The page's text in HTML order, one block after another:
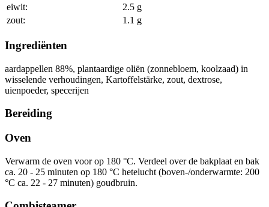
eiwit:
2.5 g
zout:
1.1 g
Ingrediënten
aardappellen 88%, plantaardige oliën (zonnebloem, koolzaad) in
wisselende verhoudingen, Kartoffelstärke, zout, dextrose,
uienpoeder, specerijen
Bereiding
Oven
Verwarm de oven voor op 180 °C. Verdeel over de bakplaat en bak
ca. 20 - 25 minuten op 180 °C hetelucht (boven-/onderwarmte: 200
°C ca. 22 - 27 minuten) goudbruin.